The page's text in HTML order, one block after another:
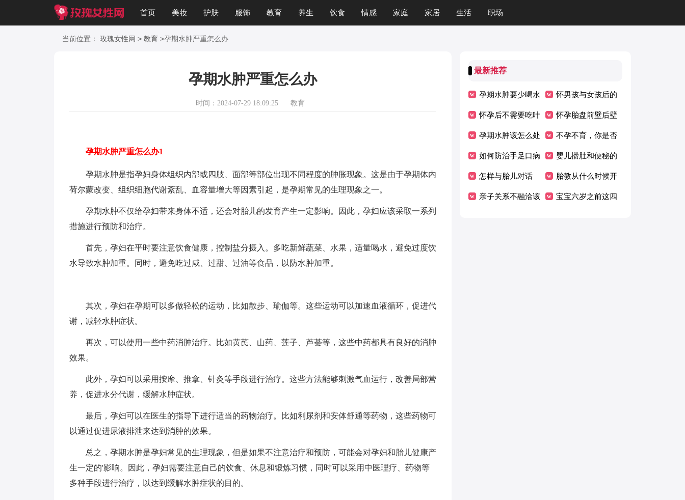
首页 美妆 护肤 服饰 教育 养生 饮食 情感 家庭 家居 生活 职场
美文 知识 起名
当前位置： 玫瑰女性网 > 教育 >孕期水肿严重怎么办
孕期水肿严重怎么办
时间：2024-07-29 18:09:25 教育
孕期水肿严重怎么办1
孕期水肿是指孕妇身体组织内部或四肢、面部等部位出现不同程度的肿胀现象。这是由于孕期体内
荷尔蒙改变、组织细胞代谢紊乱、血容量增大等因素引起，是孕期常见的生理现象之一。
孕期水肿不仅给孕妇带来身体不适，还会对胎儿的发育产生一定影响。因此，孕妇应该采取一系列
措施进行预防和治疗。
首先，孕妇在平时要注意饮食健康，控制盐分摄入。多吃新鲜蔬菜、水果，适量喝水，避免过度饮
水导致水肿加重。同时，避免吃过咸、过甜、过油等食品，以防水肿加重。
其次，孕妇在孕期可以多做轻松的运动，比如散步、瑜伽等。这些运动可以加速血液循环，促进代
谢，减轻水肿症状。
再次，可以使用一些中药消肿治疗。比如黄芪、山药、莲子、芦荟等，这些中药都具有良好的消肿
效果。
此外，孕妇可以采用按摩、推拿、针灸等手段进行治疗。这些方法能够刺激气血运行，改善局部营
养，促进水分代谢，缓解水肿症状。
最后，孕妇可以在医生的指导下进行适当的药物治疗。比如利尿剂和安体舒通等药物，这些药物可
以通过促进尿液排泄来达到消肿的效果。
总之，孕期水肿是孕妇常见的生理现象，但是如果不注意治疗和预防，可能会对孕妇和胎儿健康产
生一定的'影响。因此，孕妇需要注意自己的饮食、休息和锻炼习惯，同时可以采用中医理疗、药物等
多种手段进行治疗，以达到缓解水肿症状的目的。
最新推荐
孕期水肿要少喝水
吗？
怀男孩与女孩后的
不同症状
怀孕后不需要吃叶
酸了吗 怀孕继续
吃叶酸有什么好处
怀孕胎盘前壁后壁
有什么区别
孕期水肿该怎么处
理
不孕不育，你是否
也陷入这些误区？
如何防治手足口病 婴儿攒肚和便秘的
区别
怎样与胎儿对话 胎教从什么时候开
始好
亲子关系不融洽该 宝宝六岁之前这四